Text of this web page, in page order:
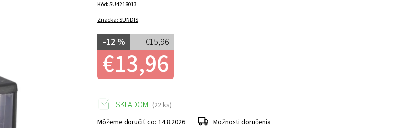
Značka:SUNDIS
€15,96
–12 %
€13,96
Kód:SU4218013
SKLADOM (22 ks)
Môžeme doručiť do: 14.8.2026 Možnosti doručenia